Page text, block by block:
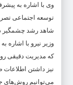
وی با اشاره به
توسعه اجتماعی
شاهد رشد چشمگیر
وزیر نیرو با
که مدیریت دقیقی
نیز داشتن اطلاعات
می‌توانیم روش‌های